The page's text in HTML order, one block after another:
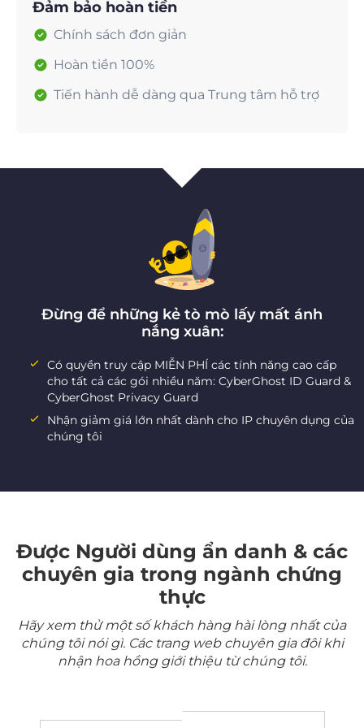
Đảm bảo hoàn tiền
Chính sách đơn giản
Hoàn tiền 100%
Tiến hành dễ dàng qua Trung tâm hỗ trợ
Đừng để những kẻ tò mò lấy mất ánh
nắng xuân:
Có quyền truy cập MIỄN PHÍ các tính năng cao cấp
cho tất cả các gói nhiều năm: CyberGhost ID Guard &
CyberGhost Privacy Guard
Nhận giảm giá lớn nhất dành cho IP chuyên dụng của
chúng tôi
Được Người dùng ẩn danh & các
chuyên gia trong ngành chứng
thực
Hãy xem thử một số khách hàng hài lòng nhất của
chúng tôi nói gì. Các trang web chuyên gia đôi khi
nhận hoa hồng giới thiệu từ chúng tôi.